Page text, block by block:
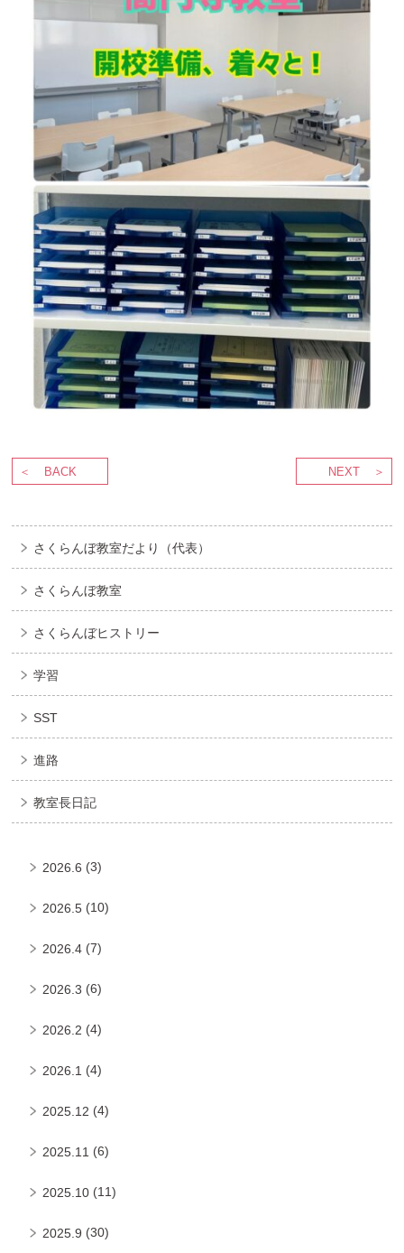
BACK NEXT
さくらんぼ教室だより（代表）
さくらんぼ教室
さくらんぼヒストリー
学習
SST
進路
教室長日記
2026.6 (3)
2026.5 (10)
2026.4 (7)
2026.3 (6)
2026.2 (4)
2026.1 (4)
2025.12 (4)
2025.11 (6)
2025.10 (11)
2025.9 (30)